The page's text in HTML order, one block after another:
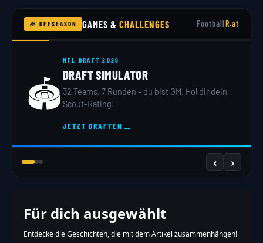
🏈 OFFSEASON GAMES &CHALLENGES FootballR.at
🏟️
NFL DRAFT 2026
DRAFT SIMULATOR
32 Teams, 7 Runden – du bist GM. Hol dir dein
Scout-Rating!
JETZT DRAFTEN →
‹ ›
Für dich ausgewählt
Entdecke die Geschichten, die mit dem Artikel zusammenhängen!